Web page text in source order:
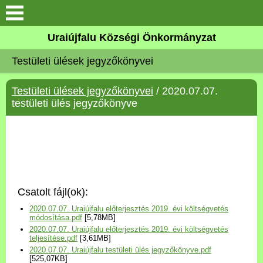
Köszöntő
Elérhetőségek
Uraiújfalu
Választási információk
Versenyképes Járások
Program
Uraiújfalu Községi Önkormányzat
Testületi ülések jegyzőkönyvei
Testületi ülések jegyzőkönyvei / 2020.07.07.
testületi ülés jegyzőkönyve
Csatolt fájl(ok):
2020.07.07. Uraiújfalu előterjesztés 2019. évi költségvetés
módosítása.pdf [5,78MB]
2020.07.07. Uraiújfalu előterjesztés 2019. évi költségvetés
teljesítése.pdf [3,61MB]
2020.07.07. Uraiújfalu testületi ülés jegyzőkönyve.pdf
[525,07KB]